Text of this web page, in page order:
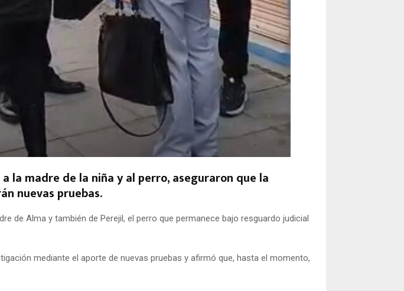
la madre de la niña y al perro, aseguraron que la
nuevas pruebas.
de Alma y también de Perejil, el perro que permanece bajo resguardo judicial
mediante el aporte de nuevas pruebas y afirmó que, hasta el momento,